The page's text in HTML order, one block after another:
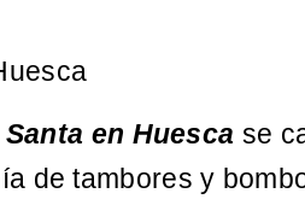
en Huesca se
de tambores y